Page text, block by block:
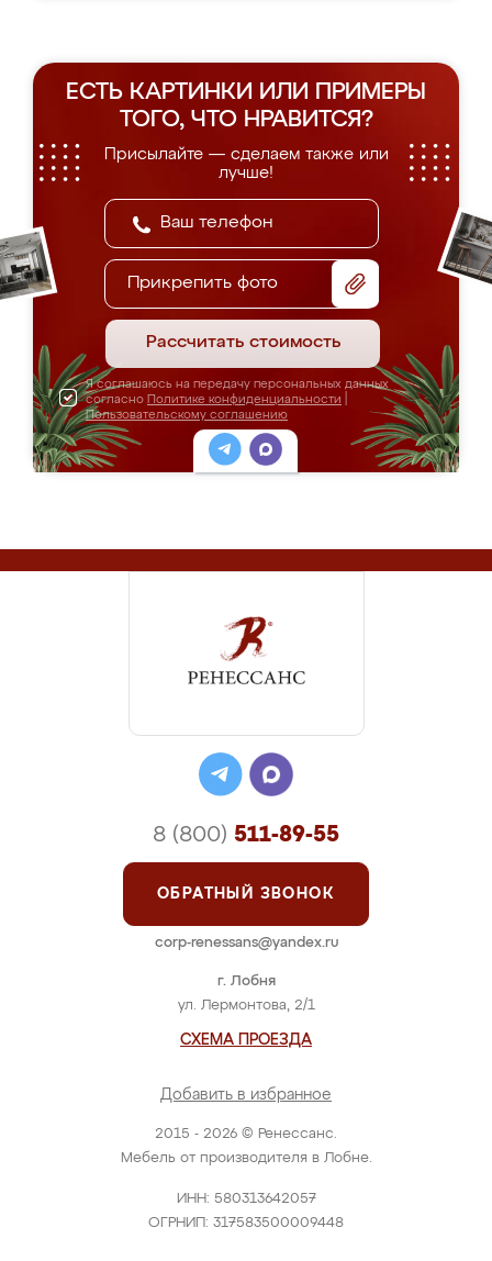
ЕСТЬ КАРТИНКИ ИЛИ ПРИМЕРЫ
ТОГО, ЧТО НРАВИТСЯ?
Присылайте — сделаем также или
лучше!
Прикрепить фото
Рассчитать стоимость
Я соглашаюсь на передачу персональных данных
согласно Политике конфиденциальности
Пользовательскому соглашению
2015 - 2026 © Ренессанс.
Мебель от производителя в Лобне.
ИНН: 580313642057
ОГРНИП: 317583500009448
г. Лобня
ул. Лермонтова, 2/1
СХЕМА ПРОЕЗДА
Добавить в избранное
8 (800) 511-89-55
ОБРАТНЫЙ ЗВОНОК
corp-renessans@yandex.ru